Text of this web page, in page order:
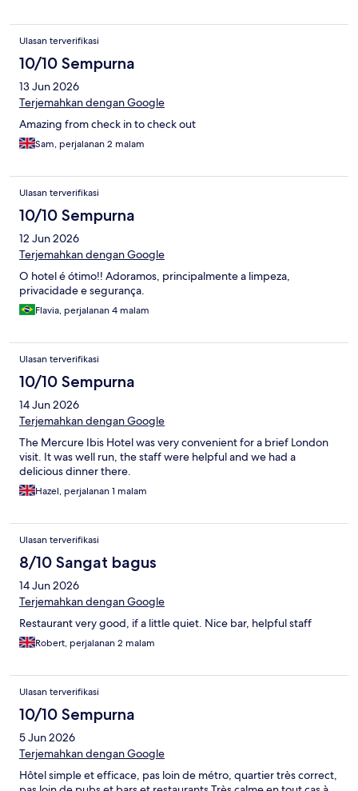
Ulasan terverifikasi
10/10 Sempurna
13 Jun 2026
Terjemahkan dengan Google
Amazing from check in to check out
Sam, perjalanan 2 malam
Ulasan terverifikasi
10/10 Sempurna
12 Jun 2026
Terjemahkan dengan Google
O hotel é ótimo!! Adoramos, principalmente a limpeza,
privacidade e segurança.
Flavia, perjalanan 4 malam
Ulasan terverifikasi
10/10 Sempurna
14 Jun 2026
Terjemahkan dengan Google
The Mercure Ibis Hotel was very convenient for a brief London
visit. It was well run, the staff were helpful and we had a
delicious dinner there.
Hazel, perjalanan 1 malam
Ulasan terverifikasi
8/10 Sangat bagus
14 Jun 2026
Terjemahkan dengan Google
Restaurant very good, if a little quiet. Nice bar, helpful staff
Robert, perjalanan 2 malam
Ulasan terverifikasi
10/10 Sempurna
5 Jun 2026
Terjemahkan dengan Google
Hôtel simple et efficace, pas loin de métro, quartier très correct,